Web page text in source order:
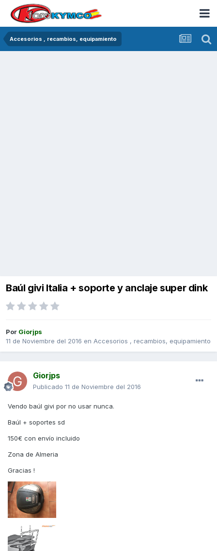
Accesorios , recambios, equipamiento
Baúl givi Italia + soporte y anclaje super dink
Por Giorjps
11 de Noviembre del 2016 en Accesorios , recambios, equipamiento
Giorjps
Publicado 11 de Noviembre del 2016
Vendo baúl givi por no usar nunca.
Baúl + soportes sd
150€ con envío incluido
Zona de Almeria
Gracias !